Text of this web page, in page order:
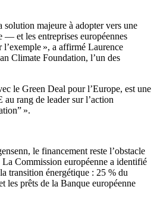
solution majeure à adopter vers une
— et les entreprises européennes
l’exemple », a affirmé Laurence
Climate Foundation, l’un des
le Green Deal pour l’Europe, est une
au rang de leader sur l’action
».
le financement reste l’obstacle
Commission européenne a identifié
transition énergétique : 25 % du
les prêts de la Banque européenne